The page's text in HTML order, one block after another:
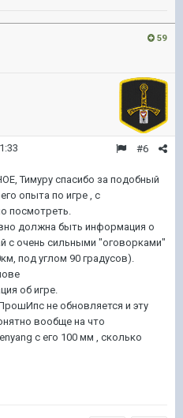
59
#6
Тимуру спасибо за подобный
опыта по игре , с
посмотреть.
должна быть информация о
с очень сильными "оговорками"
под углом 90 градусов).
об игре.
не обновляется и эту
вообще на что
c его 100 мм , сколько